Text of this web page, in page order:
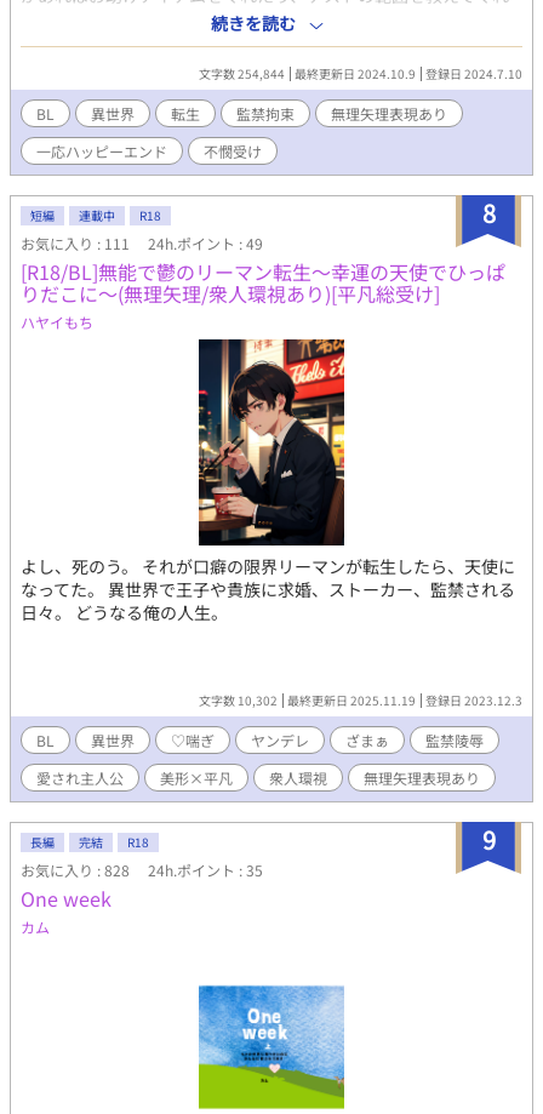
たりする何でも屋みたいなお助けキャラだ。 お助けキャラだから
最後までストーリーを楽しめると思っていたのに…。 優しい主人
公が悪役みたいになっていたり！？ なんでみんなストーリー通り
に動いてくれないの！？ 残酷な描写や、無理矢理の表現がありま
す。 苦手な方はご注意ください。 偶に寝ぼけて2話同じ時間帯に
投稿してる時があります。 その時は寝惚けてるんだと思って生暖
かく見守ってください…
続きを読む
文字数 254,844 最終更新日 2024.10.9 登録日 2024.7.10
BL 異世界 転生 監禁拘束
無理矢理表現あり
一応ハッピーエンド
不憫受け
8
短編 連載中 R18
お気に入り : 111 24h.ポイント : 49
[R18/BL]無能で鬱のリーマン転生～幸運の天使でひっぱ
りだこに～(無理矢理/衆人環視あり)[平凡総受け]
ハヤイもち
よし、死のう。 それが口癖の限界リーマンが転生したら、天使に
なってた。 異世界で王子や貴族に求婚、ストーカー、監禁される
日々。 どうなる俺の人生。
文字数 10,302 最終更新日 2025.11.19 登録日 2023.12.3
BL 異世界 ♡喘ぎ ヤンデレ ざまぁ
監禁陵辱
愛され主人公
美形×平凡 衆人環視 無理矢理表現あり
9
長編 完結 R18
お気に入り : 828 24h.ポイント : 35
One week
カム